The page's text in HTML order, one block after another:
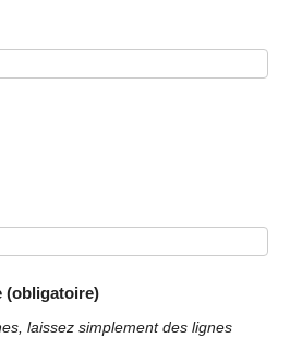
(obligatoire)
laissez simplement des lignes